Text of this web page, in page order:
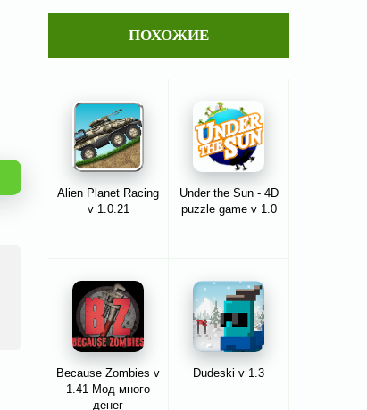
ПОХОЖИЕ
Alien Planet Racing
v 1.0.21
Under the Sun - 4D
puzzle game v 1.0
Because Zombies v
1.41 Мод много
денег
Dudeski v 1.3